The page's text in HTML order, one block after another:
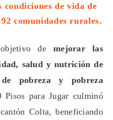
de vida de
comunidades rurales.
de mejorar las
salud y nutrición de
pobreza y pobreza
para Jugar culminó
Colta, beneficiando